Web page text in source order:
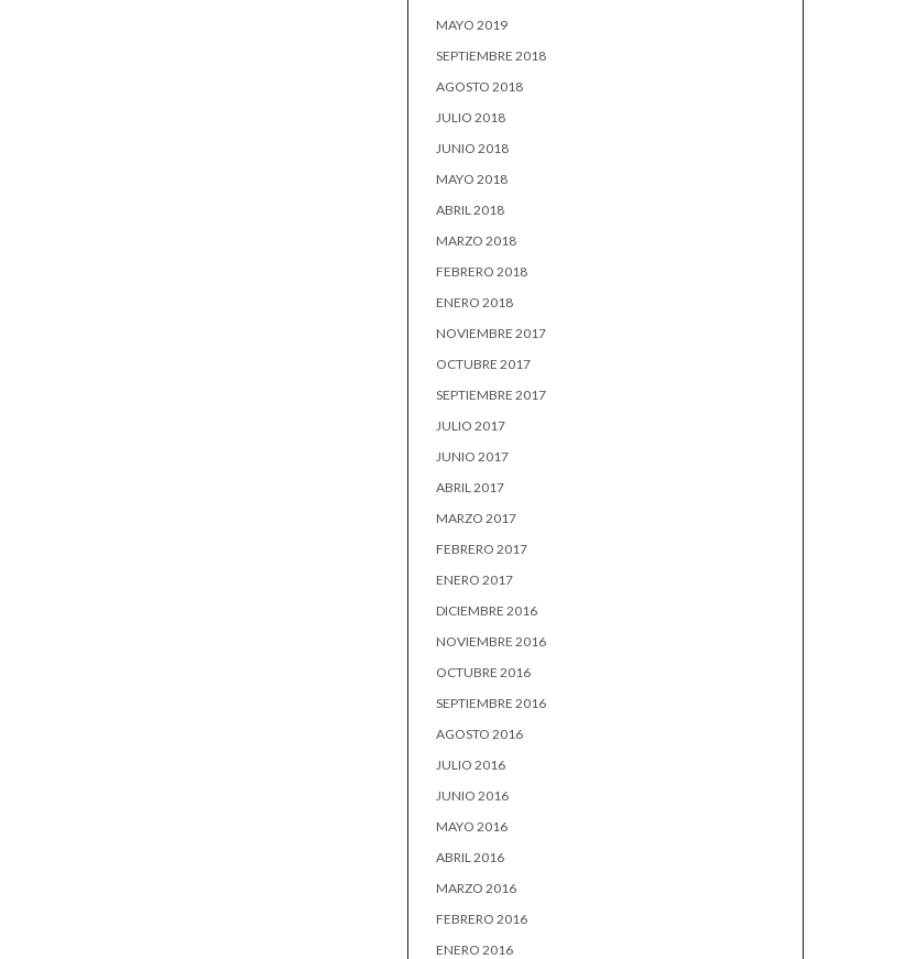
MAYO 2019
SEPTIEMBRE 2018
AGOSTO 2018
JULIO 2018
JUNIO 2018
MAYO 2018
ABRIL 2018
MARZO 2018
FEBRERO 2018
ENERO 2018
NOVIEMBRE 2017
OCTUBRE 2017
SEPTIEMBRE 2017
JULIO 2017
JUNIO 2017
ABRIL 2017
MARZO 2017
FEBRERO 2017
ENERO 2017
DICIEMBRE 2016
NOVIEMBRE 2016
OCTUBRE 2016
SEPTIEMBRE 2016
AGOSTO 2016
JULIO 2016
JUNIO 2016
MAYO 2016
ABRIL 2016
MARZO 2016
FEBRERO 2016
ENERO 2016